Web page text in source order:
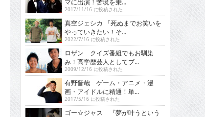
マに出演！苦境を乗...
2017/11/16 に投稿された
真空ジェシカ 『死ぬまでお笑いを
やっていきたい！そ...
2022/7/16 に投稿された
ロザン クイズ番組でもお馴染
み！高学歴芸人としてブ...
2009/12/16 に投稿された
有野晋哉 ゲーム・アニメ・漫
画・アイドルに精通！単...
2017/5/16 に投稿された
ゴー☆ジャス 『夢が叶うという